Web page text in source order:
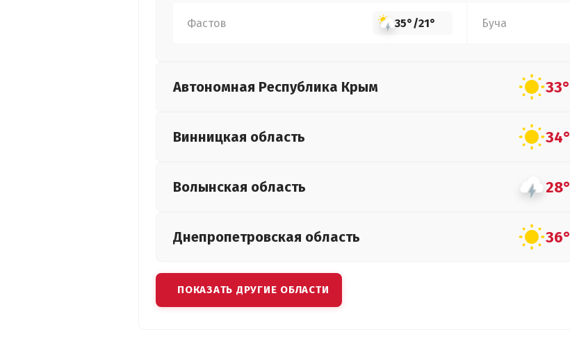
Фастов 35°/21° Буча
Автономная Республика Крым 33°
Винницкая область 34°
Волынская область 28°
Днепропетровская область 36°
ПОКАЗАТЬ ДРУГИЕ ОБЛАСТИ